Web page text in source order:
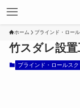
ホーム ブラインド・ロー
竹スダレ設置
ブラインド・ロールス